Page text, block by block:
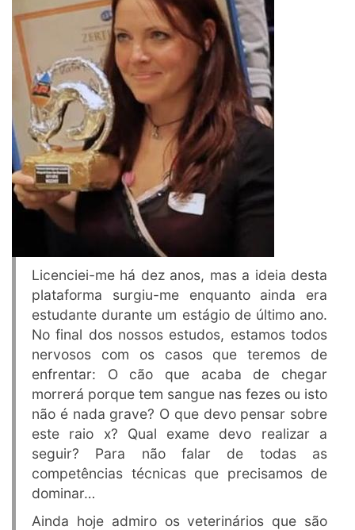
Licenciei-me há dez anos, mas a ideia desta
plataforma surgiu-me enquanto ainda era
estudante durante um estágio de último ano.
No final dos nossos estudos, estamos todos
nervosos com os casos que teremos de
enfrentar: O cão que acaba de chegar
morrerá porque tem sangue nas fezes ou isto
não é nada grave? O que devo pensar sobre
este raio x? Qual exame devo realizar a
seguir? Para não falar de todas as
competências técnicas que precisamos de
dominar…
Ainda hoje admiro os veterinários que são